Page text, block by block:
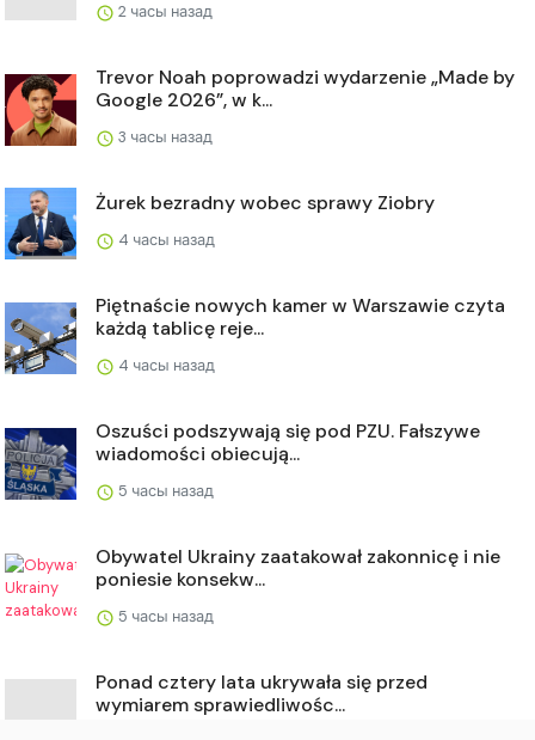
2 часы назад
Trevor Noah poprowadzi wydarzenie „Made by
Google 2026”, w k...
3 часы назад
Żurek bezradny wobec sprawy Ziobry
4 часы назад
Piętnaście nowych kamer w Warszawie czyta
każdą tablicę reje...
4 часы назад
Oszuści podszywają się pod PZU. Fałszywe
wiadomości obiecują...
5 часы назад
Obywatel Ukrainy zaatakował zakonnicę i nie
poniesie konsekw...
5 часы назад
Ponad cztery lata ukrywała się przed
wymiarem sprawiedliwośc...